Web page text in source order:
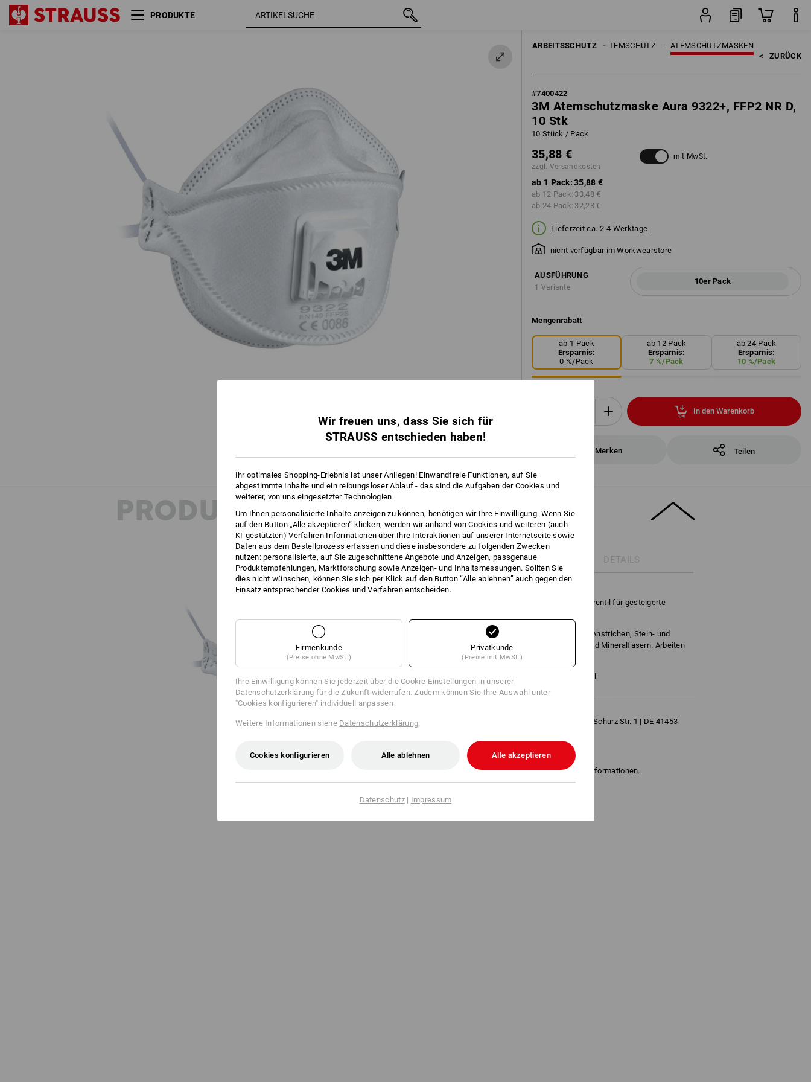
PRODUKTE
ARBEITSSCHUTZ ATEMSCHUTZMASKEN
ATEMSCHUTZ
< ZURÜCK
#7400422
3M Atemschutzmaske Aura 9322+, FFP2 NR D,
10 Stk
10 Stück / Pack
35,88 €
zzgl. Versandkosten
mit MwSt.
ab 1 Pack:35,88 €
ab 12 Pack: 33,48 €
ab 24 Pack: 32,28 €
Lieferzeit ca. 2-4 Werktage
nicht verfügbar im Workwearstore
AUSFÜHRUNG
1 Variante
10er Pack
Mengenrabatt
ab 1 Pack
Ersparnis:
0 %/Pack
ab 12 Pack
Ersparnis:
7 %/Pack
ab 24 Pack
Ersparnis:
10 %/Pack
In den Warenkorb
Merken Teilen
3M Atemschutzmaske Aura
10er Pack 35,88 €
PRODUKTINFO
BESCHREIBUNG DETAILS
Zertifiziert nach
Besonders komfortable, leichte Maske mit Ausatemventil für gesteigerte
Schleifen von Farben, Lacken und Anstrichen, Stein- und
Quarzstäube, Schleifen von Eisen und Stahl, Glas- und Mineralfasern. Arbeiten
mit Asbest in geringem Umfang.
Einsatzlimit: bis zum 10fachen Grenzwert für Partikel.
Herstellerinformation:
3M Deutschland GmbH | Carl Schurz Str. 1 | DE 41453
Klicken Sie auf den Button "Datenblatt" für weitere Informationen.
Wir freuen uns, dass Sie sich für
STRAUSS entschieden haben!
Ihr optimales Shopping-Erlebnis ist unser Anliegen! Einwandfreie Funktionen, auf Sie
abgestimmte Inhalte und ein reibungsloser Ablauf - das sind die Aufgaben der Cookies und
weiterer, von uns eingesetzter Technologien.
Um Ihnen personalisierte Inhalte anzeigen zu können, benötigen wir Ihre Einwilligung. Wenn Sie
auf den Button „Alle akzeptieren“ klicken, werden wir anhand von Cookies und weiteren (auch
KI-gestützten) Verfahren Informationen über Ihre Interaktionen auf unserer Internetseite sowie
Daten aus dem Bestellprozess erfassen und diese insbesondere zu folgenden Zwecken
nutzen: personalisierte, auf Sie zugeschnittene Angebote und Anzeigen, passgenaue
Produktempfehlungen, Marktforschung sowie Anzeigen- und Inhaltsmessungen. Sollten Sie
dies nicht wünschen, können Sie sich per Klick auf den Button “Alle ablehnen” auch gegen den
Einsatz entsprechender Cookies und Verfahren entscheiden.
Firmenkunde
(Preise ohne MwSt.)
Privatkunde
(Preise mit MwSt.)
Ihre Einwilligung können Sie jederzeit über dieCookie-Einstellungen in unserer
Datenschutzerklärung für die Zukunft widerrufen. Zudem können Sie Ihre Auswahl unter
"Cookies konfigurieren" individuell anpassen
Weitere Informationen siehe Datenschutzerklärung.
Cookies konfigurieren Alle ablehnen Alle akzeptieren
Datenschutz| Impressum